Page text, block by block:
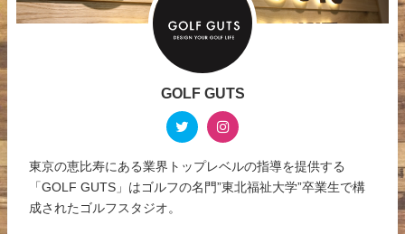
GOLF GUTS
東京の恵比寿にある業界トップレベルの指導を提供する
「GOLF GUTS」はゴルフの名門”東北福祉大学”卒業生で構
成されたゴルフスタジオ。